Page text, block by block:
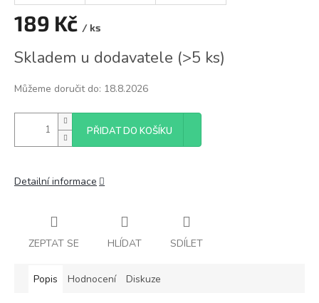
189 Kč / ks
cena:
Skladem u dodavatele (>5 ks)
Můžeme doručit do: 18.8.2026
PŘIDAT DO KOŠÍKU
Detailní informace
ZEPTAT SE HLÍDAT SDÍLET
Popis Hodnocení Diskuze